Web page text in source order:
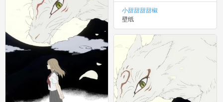
小甜甜甜甜椒
壁纸